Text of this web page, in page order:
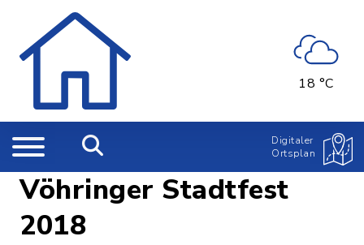
18 °C
Digitaler
Ortsplan
Vöhringer Stadtfest
2018